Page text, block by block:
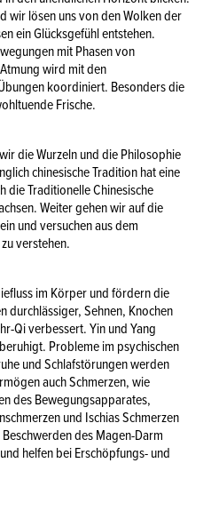
wir lösen uns von den Wolken der
ein Glücksgefühl entstehen.
mit Phasen von
wird mit den
koordiniert. Besonders die
Frische.
die Wurzeln und die Philosophie
chinesische Tradition hat eine
die Traditionelle Chinesische
Weiter gehen wir auf die
und versuchen aus dem
verstehen.
im Körper und fördern die
durchlässiger, Sehnen, Knochen
Qi verbessert. Yin und Yang
Probleme im psychischen
und Schlafstörungen werden
auch Schmerzen, wie
des Bewegungsapparates,
und Ischias Schmerzen
des Magen-Darm
helfen bei Erschöpfungs- und